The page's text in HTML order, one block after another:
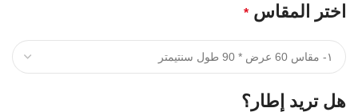
اختر المقاس *
هل تريد إطار؟